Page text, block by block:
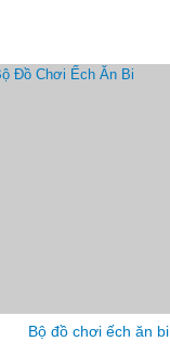
Bộ đồ chơi ếch ăn bi